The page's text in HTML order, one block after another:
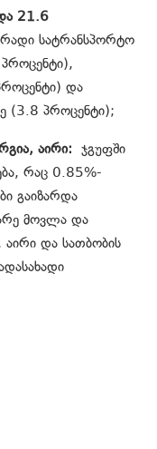
21.6
სატრანსპორტო
და
(3.8 პროცენტი);
აირი: ჯგუფში
რაც 0.85%-
გაიზარდა
მოვლა და
და სათბობის